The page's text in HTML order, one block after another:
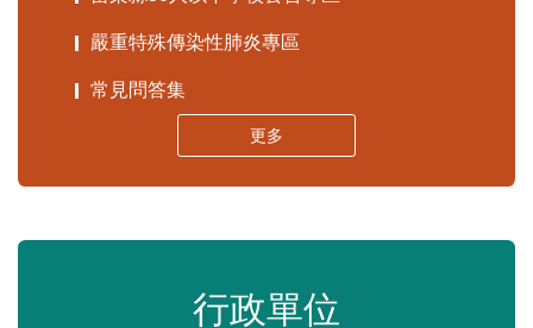
嚴重特殊傳染性肺炎專區
常見問答集
更多
行政單位